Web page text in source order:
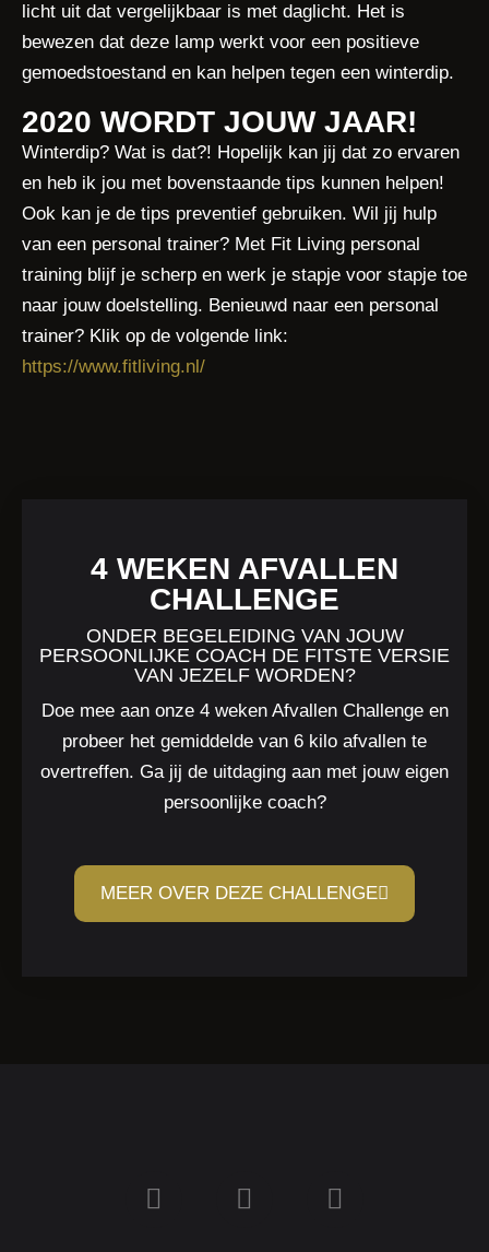
licht uit dat vergelijkbaar is met daglicht. Het is
bewezen dat deze lamp werkt voor een positieve
gemoedstoestand en kan helpen tegen een winterdip.
2020 WORDT JOUW JAAR!
Winterdip? Wat is dat?! Hopelijk kan jij dat zo ervaren
en heb ik jou met bovenstaande tips kunnen helpen!
Ook kan je de tips preventief gebruiken. Wil jij hulp
van een personal trainer? Met Fit Living personal
training blijf je scherp en werk je stapje voor stapje toe
naar jouw doelstelling. Benieuwd naar een personal
trainer? Klik op de volgende link:
https://www.fitliving.nl/
4 WEKEN AFVALLEN
CHALLENGE
ONDER BEGELEIDING VAN JOUW
PERSOONLIJKE COACH DE FITSTE VERSIE
VAN JEZELF WORDEN?
Doe mee aan onze 4 weken Afvallen Challenge en
probeer het gemiddelde van 6 kilo afvallen te
overtreffen. Ga jij de uitdaging aan met jouw eigen
persoonlijke coach?
MEER OVER DEZE CHALLENGE
I
n
F
a
Y
o